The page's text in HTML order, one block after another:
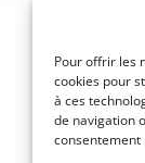
Pour offrir les
cookies pour
à ces
de navigation